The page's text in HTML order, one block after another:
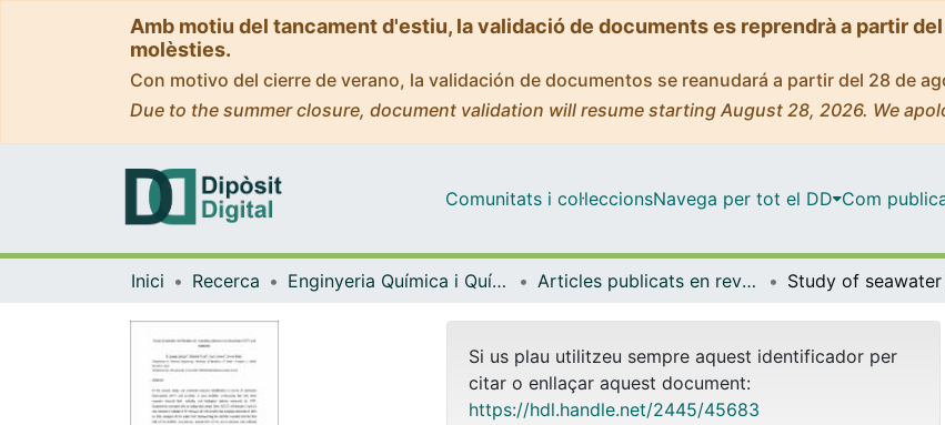
Amb motiu del tancament d'estiu, la validació de documents es reprendrà a partir
molèsties.
Con motivo del cierre de verano, la validación de documentos se reanudará a partir del 28 de
Due to the summer closure, document validation will resume starting August 28, 2026. We
Comunitats i col·leccionsNavega per tot el DD Com
Inici Recerca Enginyeria Química i Química Analítica Articles publicats en revistes (Enginyeria Química i Química Analítica)
Si us plau utilitzeu sempre aquest identificador per
citar o enllaçar aquest document:
https://hdl.handle.net/2445/45683